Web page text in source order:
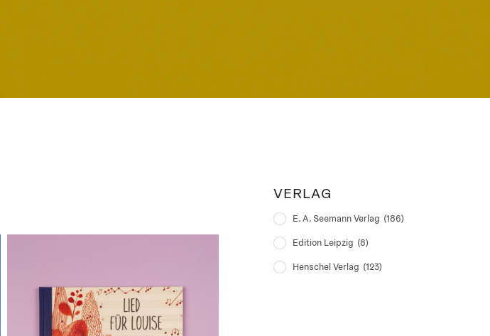
VERLAG
E. A. Seemann Verlag (186)
Edition Leipzig (8)
Henschel Verlag (123)